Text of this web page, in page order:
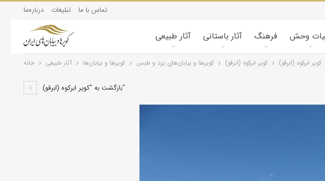
درباره‌ما تبلیغات تماس با ما
آثار طبیعی آثار باستانی فرهنگ وحش
خانه آثار طبیعی کویرها و بیابان‌ها کویرها و بیابان‌های یزد و طبس کویر ابرکوه (ابرقو) کویر ابرکوه (ابرقو)
بازگشت به "کویر ابرکوه (ابرقو)"